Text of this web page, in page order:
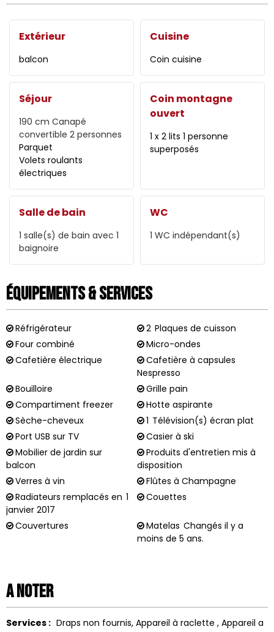
Extérieur
balcon
Cuisine
Coin cuisine
Séjour
190 cm Canapé
convertible 2 personnes
Parquet
Volets roulants
électriques
Coin montagne
ouvert
1 x 2 lits 1 personne
superposés
Salle de bain
1 salle(s) de bain avec 1
baignoire
WC
1 WC indépendant(s)
Équipements & Services
Réfrigérateur 2 Plaques de cuisson
Four combiné
Micro-ondes
Cafetière électrique
Cafetière à capsules
Nespresso
Bouilloire
Grille pain
Compartiment freezer
Hotte aspirante
Sèche-cheveux
1 Télévision(s) écran plat
Port USB sur TV
Casier à ski
Mobilier de jardin sur
balcon
Produits d'entretien mis à
disposition
Verres à vin
Flûtes à Champagne
Radiateurs remplacés en 1
janvier 2017
Couettes
Couvertures Matelas Changés il y a
moins de 5 ans.
A noter
Services : Draps non fournis Appareil à raclette Appareil a